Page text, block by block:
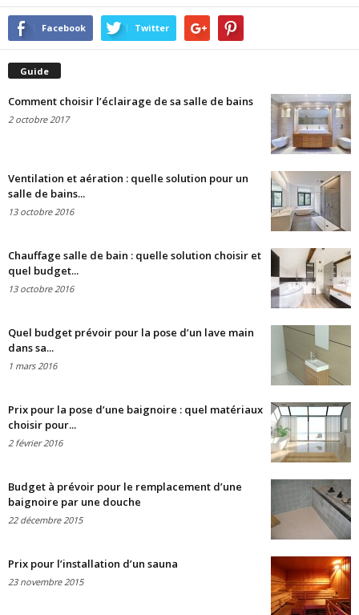
Facebook Twitter
Guide
Comment choisir l’éclairage de sa salle de bains
2 octobre 2017
Ventilation et aération : quelle solution pour un
salle de bains...
13 octobre 2016
Chauffage salle de bain : quelle solution choisir et
quel budget...
13 octobre 2016
Quel budget prévoir pour la pose d’un lave main
dans sa...
1 mars 2016
Prix pour la pose d’une baignoire : quel matériaux
choisir pour...
2 février 2016
Budget à prévoir pour le remplacement d’une
baignoire par une douche
22 décembre 2015
Prix pour l’installation d’un sauna
23 novembre 2015